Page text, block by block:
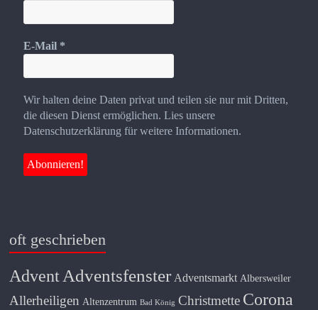
E-Mail *
Wir halten deine Daten privat und teilen sie nur mit Dritten,
die diesen Dienst ermöglichen. Lies unsere
Datenschutzerklärung für weitere Informationen.
oft geschrieben
Advent Adventsfenster Adventsmarkt Albersweiler
Allerheiligen Altenzentrum Bad König Christmette Corona